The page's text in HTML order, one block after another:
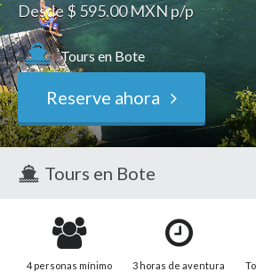
Desde $ 595.00 MXN p/p
Tours en Bote
Reserve ahora
Tours en Bote
4 personas mínimo 3 horas de aventura